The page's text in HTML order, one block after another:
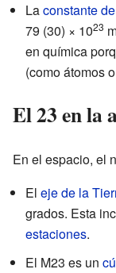
Laconstante
79 (30) × 1023
en química
(como átomos
El 23 en la
En el espacio, el
El eje de la
grados. Esta
estaciones.
El M23 es un